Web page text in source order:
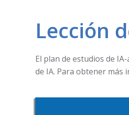
Lección
El plan de estudios de
de IA. Para obtener más